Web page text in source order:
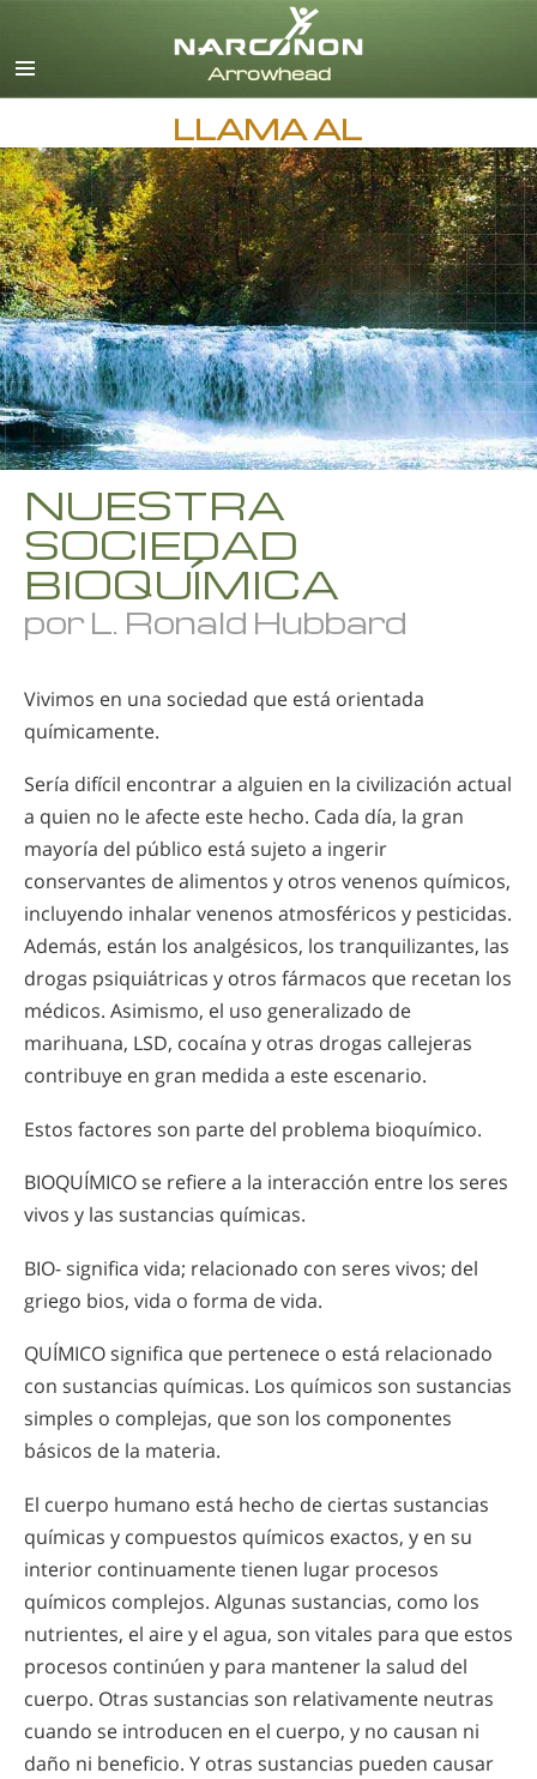
Alemán
Español
Francés
Hebreo
Húngaro
Italiano
Japonés
Holandés
Noruego
Portugués
Ruso
LLAMA AL
NUESTRA
SOCIEDAD
BIOQUÍMICA
por L. Ronald Hubbard
Vivimos en una sociedad que está orientada
químicamente.
Sería difícil encontrar a alguien en la civilización actual
a quien no le afecte este hecho. Cada día, la gran
mayoría del público está sujeto a ingerir
conservantes de alimentos y otros venenos químicos,
incluyendo inhalar venenos atmosféricos y pesticidas.
Además, están los analgésicos, los tranquilizantes, las
drogas psiquiátricas y otros fármacos que recetan los
médicos. Asimismo, el uso generalizado de
marihuana, LSD, cocaína y otras drogas callejeras
contribuye en gran medida a este escenario.
Estos factores son parte del problema bioquímico.
BIOQUÍMICO se refiere a la interacción entre los seres
vivos y las sustancias químicas.
BIO- significa vida; relacionado con seres vivos; del
griego bios, vida o forma de vida.
QUÍMICO significa que pertenece o está relacionado
con sustancias químicas. Los químicos son sustancias
simples o complejas, que son los componentes
básicos de la materia.
El cuerpo humano está hecho de ciertas sustancias
químicas y compuestos químicos exactos, y en su
interior continuamente tienen lugar procesos
químicos complejos. Algunas sustancias, como los
nutrientes, el aire y el agua, son vitales para que estos
procesos continúen y para mantener la salud del
cuerpo. Otras sustancias son relativamente neutras
cuando se introducen en el cuerpo, y no causan ni
daño ni beneficio. Y otras sustancias pueden causar